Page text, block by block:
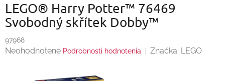
LEGO® Harry Potter™ 76469
Svobodný skřítek Dobby™
97968
Priemerné
Neohodnotené Podrobnosti hodnotenia Značka: LEGO